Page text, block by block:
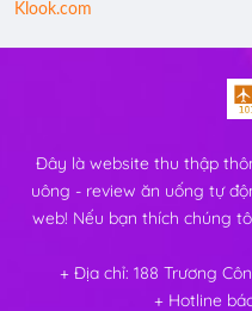
Klook.com
Đây là website thu thập
uông - review ăn uống tự
web! Nếu bạn thích chúng
+ Địa chỉ: 188 Trương
+ Hotline